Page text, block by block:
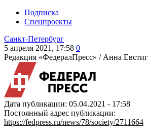
Подписка
Спецпроекты
Санкт-Петербург
5 апреля 2021, 17:58 0
Редакция «ФедералПресс» / Анна
Дата публикации: 05.04.2021 - 17:58
Постоянный адрес публикации:
https://fedpress.ru/news/78/society/2711664